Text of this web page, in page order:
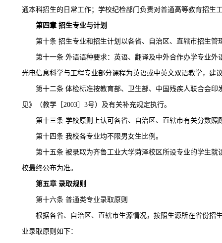
通本科招生的日常工作；学校纪检部门负责对普通高等教育招生
第四章招生专业与计划
第十条招生专业和招生计划以各省、自治区、直辖市招生管
第十一条外语语种要求：英语、翻译及中外合作办学专业外
光电信息科学与工程专业部分课程为英语或中英文双语教学，建
第十二条体检标准按教育部、卫生部、中国残疾人联合会印
见》（教学［2003］3号）及有关补充规定执行。
第十三条学校原则上认可各省、自治区、直辖市有关分数照
第十四条我校各专业均不限男女生比例。
第十五条被录取为齐鲁工业大学菏泽校区所设专业的学生就
校最终公布为准。
第五章录取规则
第十六条普通类专业录取原则
根据各省、自治区、直辖市生源情况，按照生源所在省份招
业录取原则如下：